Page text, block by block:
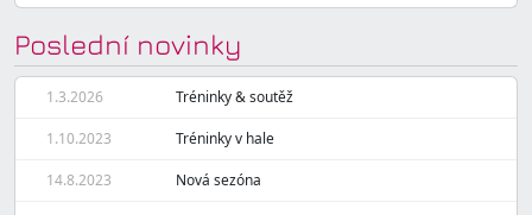
Poslední novinky
1.3.2026 Tréninky & soutěž
1.10.2023 Tréninky v hale
14.8.2023 Nová sezóna